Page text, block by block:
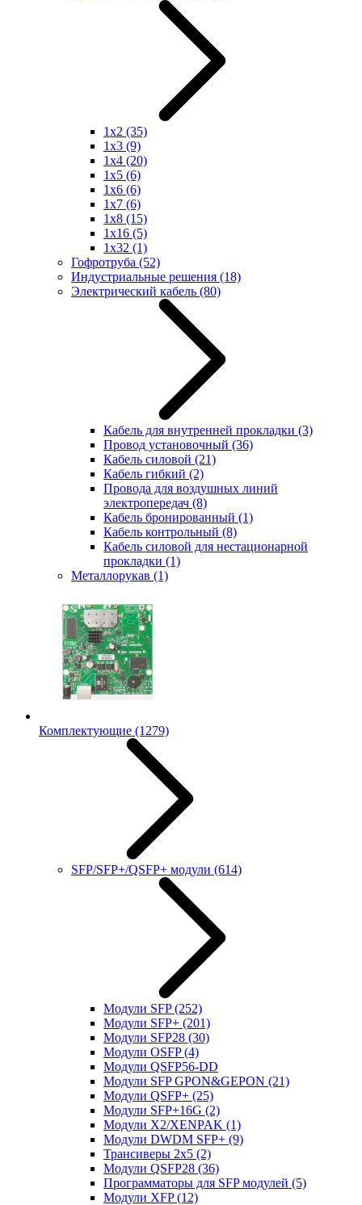
1x2 (35)
1x3 (9)
1x4 (20)
1x5 (6)
1x6 (6)
1x7 (6)
1x8 (15)
1x16 (5)
1x32 (1)
Гофротруба (52)
Индустриальные решения (18)
Электрический кабель (80)
Кабель для внутренней прокладки (3)
Провод установочный (36)
Кабель силовой (21)
Кабель гибкий (2)
Провода для воздушных линий
электропередач (8)
Кабель бронированный (1)
Кабель контрольный (8)
Кабель силовой для нестационарной
прокладки (1)
Металлорукав (1)
Комплектующие (1279)
SFP/SFP+/QSFP+ модули (614)
Модули SFP(252)
Модули SFP+ (201)
Модули SFP28 (30)
Модули OSFP(4)
Модули QSFP56-DD
Модули SFP GPON&GEPON (21)
Модули QSFP+ (25)
Модули SFP+16G (2)
Модули X2/XENPAK (1)
Модули DWDM SFP+ (9)
Трансиверы 2x5 (2)
Модули QSFP28 (36)
Программаторы для SFP модулей (5)
Модули XFP(12)